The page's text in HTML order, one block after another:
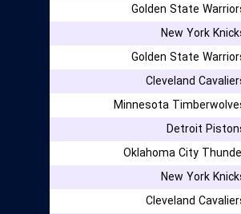
Golden State
New York
Golden State
Cleveland
Minnesota
Detroit
Oklahoma City
New York
Cleveland